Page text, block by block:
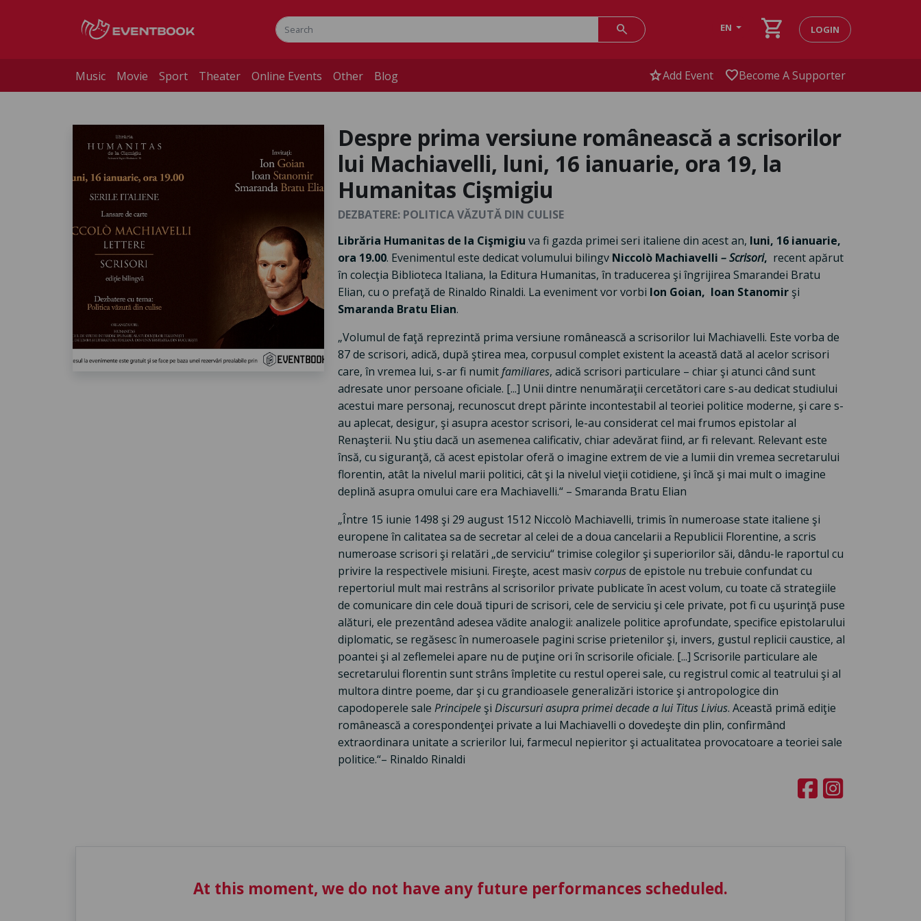
search EN shopping_cart LOGIN
Music Movie Sport Theater Online Events Other Blog starAdd Event favoriteBecome A Supporter
Despre prima versiune românească a scrisorilor
lui Machiavelli, luni, 16 ianuarie, ora 19, la
Humanitas Cişmigiu
DEZBATERE: POLITICA VĂZUTĂ DIN CULISE
Librăria Humanitas de la Cişmigiu va fi gazda primei seri italiene din acest an, luni, 16 ianuarie,
ora 19.00. Evenimentul este dedicat volumului bilingv Niccolò Machiavelli –Scrisori, recent apărut
în colecţia Biblioteca Italiana, la Editura Humanitas, în traducerea şi îngrijirea Smarandei Bratu
Elian, cu o prefaţă de Rinaldo Rinaldi. La eveniment vor vorbi Ion Goian, Ioan Stanomir şi
Smaranda Bratu Elian.
„Volumul de faţă reprezintă prima versiune românească a scrisorilor lui Machiavelli. Este vorba de
87 de scrisori, adică, după ştirea mea, corpusul complet existent la această dată al acelor scrisori
care, în vremea lui, s-ar fi numitfamiliares, adică scrisori particulare – chiar şi atunci când sunt
adresate unor persoane oficiale. [...] Unii dintre nenumăraţii cercetători care s-au dedicat studiului
acestui mare personaj, recunoscut drept părinte incontestabil al teoriei politice moderne, şi care s-
au aplecat, desigur, şi asupra acestor scrisori, le-au considerat cel mai frumos epistolar al
Renaşterii. Nu ştiu dacă un asemenea calificativ, chiar adevărat fiind, ar fi relevant. Relevant este
însă, cu siguranţă, că acest epistolar oferă o imagine extrem de vie a lumii din vremea secretarului
florentin, atât la nivelul marii politici, cât şi la nivelul vieţii cotidiene, şi încă şi mai mult o imagine
deplină asupra omului care era Machiavelli.“ – Smaranda Bratu Elian
„Între 15 iunie 1498 şi 29 august 1512 Niccolò Machiavelli, trimis în numeroase state italiene şi
europene în calitatea sa de secretar al celei de a doua cancelarii a Republicii Florentine, a scris
numeroase scrisori şi relatări „de serviciu“ trimise colegilor şi superiorilor săi, dându-le raportul cu
privire la respectivele misiuni. Fireşte, acest masivcorpusde epistole nu trebuie confundat cu
repertoriul mult mai restrâns al scrisorilor private publicate în acest volum, cu toate că strategiile
de comunicare din cele două tipuri de scrisori, cele de serviciu şi cele private, pot fi cu uşurinţă puse
alături, ele prezentând adesea vădite analogii: analizele politice aprofundate, specifice epistolarului
diplomatic, se regăsesc în numeroasele pagini scrise prietenilor şi, invers, gustul replicii caustice, al
poantei şi al zeflemelei apare nu de puţine ori în scrisorile oficiale. [...] Scrisorile particulare ale
secretarului florentin sunt strâns împletite cu restul operei sale, cu registrul comic al teatrului şi al
multora dintre poeme, dar şi cu grandioasele generalizări istorice şi antropologice din
capodoperele sale Principele şi Discursuri asupra primei decade a lui Titus Livius. Această primă ediţie
românească a corespondenţei private a lui Machiavelli o dovedeşte din plin, confirmând
extraordinara unitate a scrierilor lui, farmecul nepieritor şi actualitatea provocatoare a teoriei sale
politice.“– Rinaldo Rinaldi
At this moment, we do not have any future performances scheduled.